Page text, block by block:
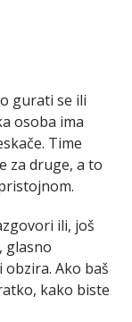
gurati se ili
osoba ima
Time
za druge, a to
ili, još
glasno
Ako baš
kako biste